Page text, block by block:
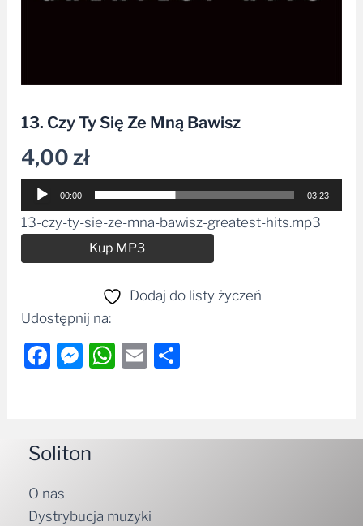
13. Czy Ty Się Ze Mną Bawisz
4,00zł
Odtwarzacz
plików
dźwiękowych
00:00 03:23
13-czy-ty-sie-ze-mna-bawisz-greatest-hits.mp3
Kup MP3
Dodaj do listy życzeń
Udostępnij na:
Facebook
Messenger
WhatsApp
Email
Soliton
O nas
Dystrybucja muzyki